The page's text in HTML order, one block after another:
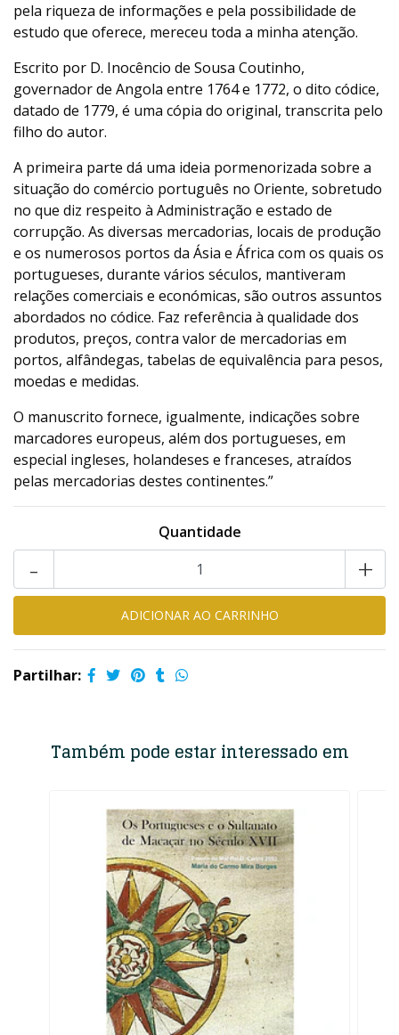
pela riqueza de informações e pela possibilidade de
estudo que oferece, mereceu toda a minha atenção.
Escrito por D. Inocêncio de Sousa Coutinho,
governador de Angola entre 1764 e 1772, o dito códice,
datado de 1779, é uma cópia do original, transcrita pelo
filho do autor.
A primeira parte dá uma ideia pormenorizada sobre a
situação do comércio português no Oriente, sobretudo
no que diz respeito à Administração e estado de
corrupção. As diversas mercadorias, locais de produção
e os numerosos portos da Ásia e África com os quais os
portugueses, durante vários séculos, mantiveram
relações comerciais e económicas, são outros assuntos
abordados no códice. Faz referência à qualidade dos
produtos, preços, contra valor de mercadorias em
portos, alfândegas, tabelas de equivalência para pesos,
moedas e medidas.
O manuscrito fornece, igualmente, indicações sobre
marcadores europeus, além dos portugueses, em
especial ingleses, holandeses e franceses, atraídos
pelas mercadorias destes continentes.”
Quantidade
+
-
Partilhar:
Também pode estar interessado em